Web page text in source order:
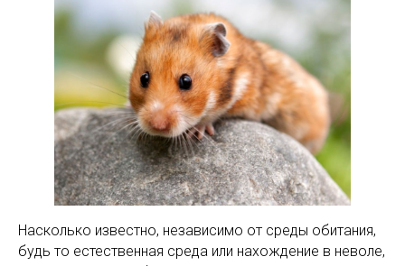
Насколько известно, независимо от среды обитания,
будь то естественная среда или нахождение в неволе,